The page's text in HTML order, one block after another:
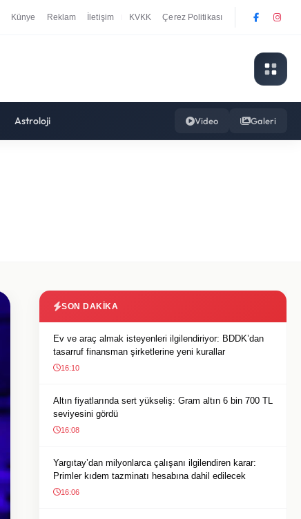
Künye Reklam İletişim KVKK Çerez Politikası
Astroloji Video Galeri
SON DAKIKA
Ev ve araç almak isteyenleri ilgilendiriyor: BDDK’dan
tasarruf finansman şirketlerine yeni kurallar
16:10
Altın fiyatlarında sert yükseliş: Gram altın 6 bin 700 TL
seviyesini gördü
16:08
Yargıtay’dan milyonlarca çalışanı ilgilendiren karar:
Primler kıdem tazminatı hesabına dahil edilecek
16:06